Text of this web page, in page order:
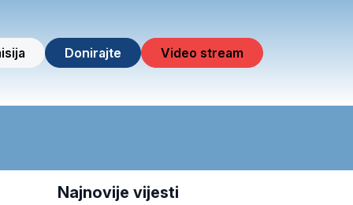
Donirajte Video stream
Najnovije vijesti